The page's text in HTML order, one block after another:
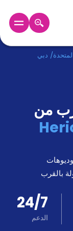
/ دبي
من
بالقرب
24/7
الدعم